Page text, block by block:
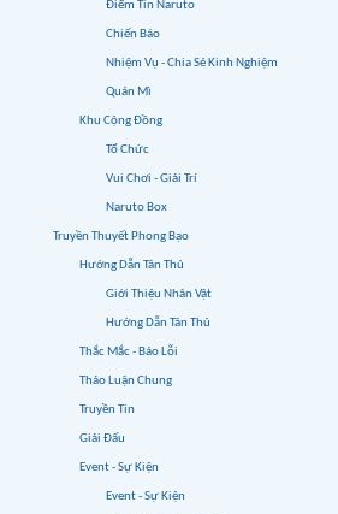
Điểm Tin Naruto
Chiến Báo
Nhiệm Vụ - Chia Sẻ Kinh Nghiệm
Quán Mì
Khu Cộng Đồng
Tổ Chức
Vui Chơi - Giải Trí
Naruto Box
Truyền Thuyết Phong Bạo
Hướng Dẫn Tân Thủ
Giới Thiệu Nhân Vật
Hướng Dẫn Tân Thủ
Thắc Mắc - Báo Lỗi
Thảo Luận Chung
Truyền Tin
Giải Đấu
Event - Sự Kiện
Event - Sự Kiện